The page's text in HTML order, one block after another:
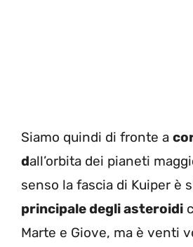
Siamo quindi di fronte a
dall’orbita dei pianeti
senso la fascia di Kuiper è
principale degli asteroidi
Marte e Giove, ma è venti